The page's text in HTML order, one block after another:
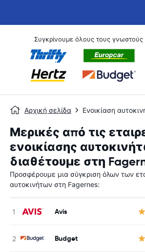
Συγκρίνουμε όλους τους γνωστούς
Αρχική σελίδα Ενοικίαση
Μερικές από τις
ενοικίασης
διαθέτουμε στη
Προσφέρουμε μια σύγκριση όλων των
αυτοκινήτων στη Fagernes:
Avis
Budget